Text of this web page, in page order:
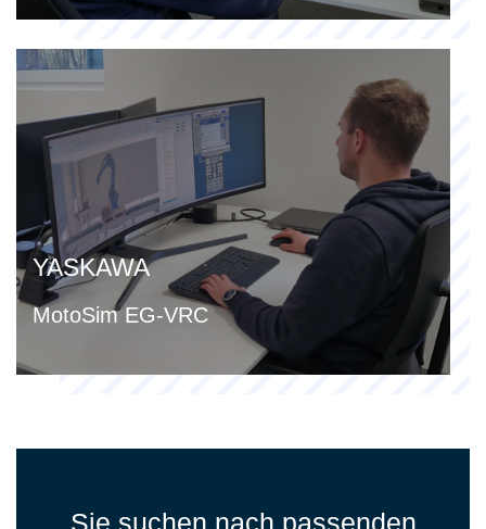
YASKAWA
MotoSim EG-VRC
Sie suchen nach passenden